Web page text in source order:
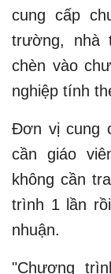
cung cấp
trường, nhà
chèn vào
nghiệp tính
Đơn vị cung
cần giáo
không cần
trình 1 lần
nhuận.
"Chương